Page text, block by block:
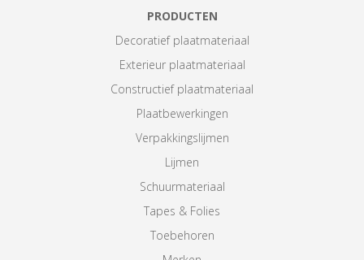
PRODUCTEN
Decoratief plaatmateriaal
Exterieur plaatmateriaal
Constructief plaatmateriaal
Plaatbewerkingen
Verpakkingslijmen
Lijmen
Schuurmateriaal
Tapes & Folies
Toebehoren